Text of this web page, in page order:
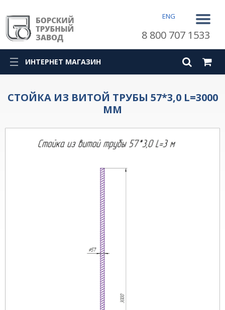
ENG
8 800 707 1533
ИНТЕРНЕТ МАГАЗИН
СТОЙКА ИЗ ВИТОЙ ТРУБЫ 57*3,0 L=3000
ММ